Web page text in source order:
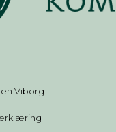
Viborg